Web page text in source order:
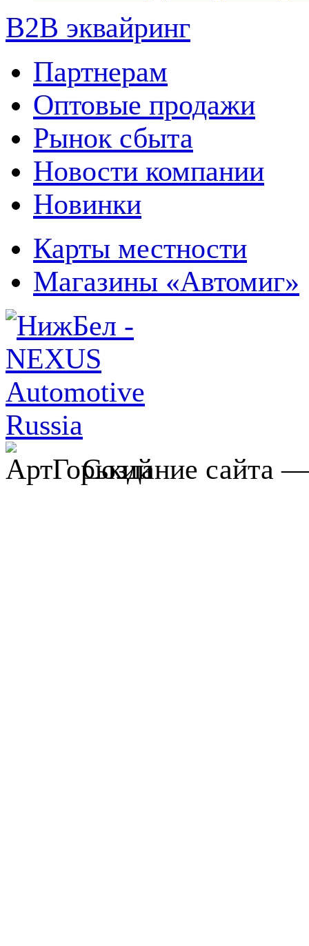
B2B эквайринг
Партнерам
Оптовые продажи
Рынок сбыта
Новости компании
Новинки
Карты местности
Магазины «Автомиг»
Создание сайта